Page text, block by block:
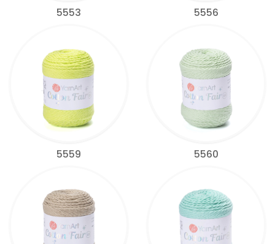
5553 5556
5559 5560